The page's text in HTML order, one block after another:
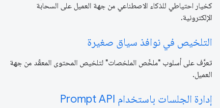
كخيار احتياطي للذكاء الاصطناعي من جهة العميل على السحابة
الإلكترونية.
التلخيص في نوافذ سياق صغيرة
تعرَّف على أسلوب "ملخّص الملخصات" لتلخيص المحتوى المعقّد من جهة
العميل.
إدارة الجلسات باستخدام Prompt API